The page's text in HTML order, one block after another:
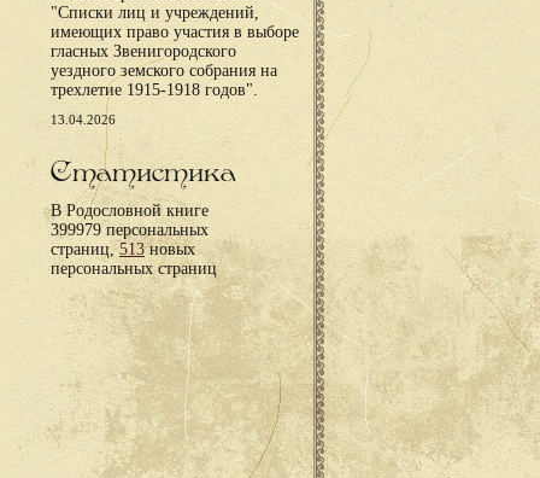
"Списки лиц и учреждений,
имеющих право участия в выборе
гласных Звенигородского
уездного земского собрания на
трехлетие 1915-1918 годов".
13.04.2026
Статистика
В Родословной книге
399979 персональных
страниц,513новых
персональных страниц